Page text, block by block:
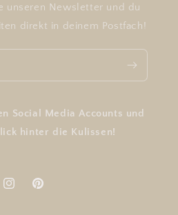
unseren Newsletter und du
direkt in deinem Postfach!
Social Media Accounts und
hinter die Kulissen!
InstagramPinterest